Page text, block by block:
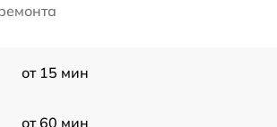
от 15 мин
от 60 мин